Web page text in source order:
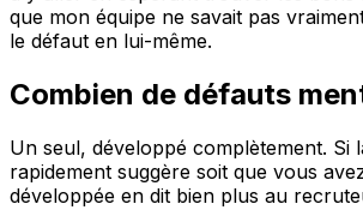
que mon équipe ne savait pas
le défaut en lui-même.
Combien de défauts
Un seul, développé complètement.
rapidement suggère soit que vous
développée en dit bien plus au